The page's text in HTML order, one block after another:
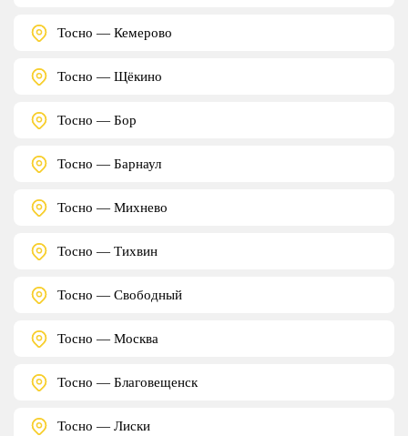
Тосно — Кемерово
Тосно — Щёкино
Тосно — Бор
Тосно — Барнаул
Тосно — Михнево
Тосно — Тихвин
Тосно — Свободный
Тосно — Москва
Тосно — Благовещенск
Тосно — Лиски